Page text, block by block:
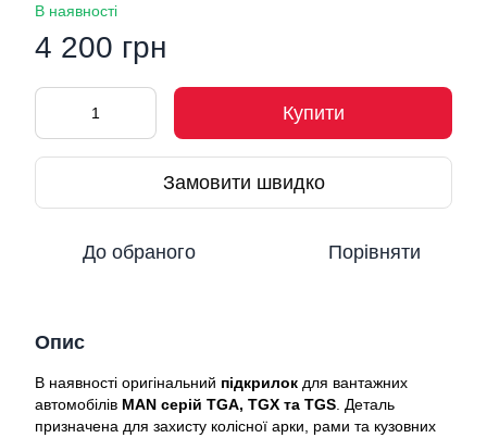
В наявності
4 200 грн
Купити
Замовити швидко
До обраного Порівняти
Опис
В наявності оригінальний підкрилок для вантажних
автомобілів MAN серій TGA, TGX та TGS . Деталь
призначена для захисту колісної арки, рами та кузовних